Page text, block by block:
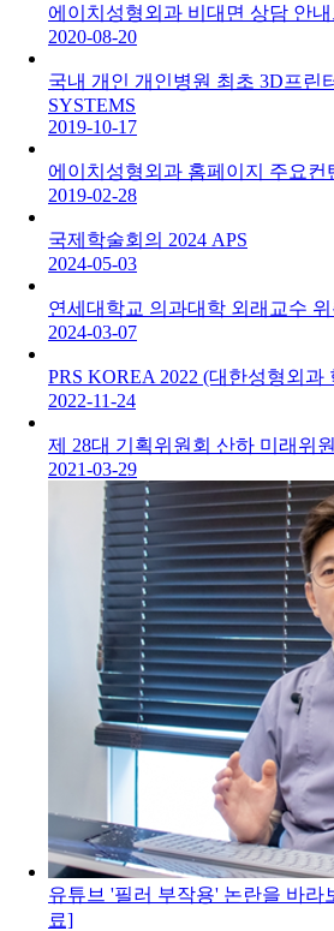
에이치성형외과 비대면 상담 안
2020-08-20
국내 개인 개인병원 최초 3D프린
SYSTEMS
2019-10-17
에이치성형외과 홈페이지 주요컨
2019-02-28
국제학술회의 2024 APS
2024-05-03
연세대학교 의과대학 외래교수
2024-03-07
PRS KOREA 2022 (대한성형외과
2022-11-24
제 28대 기획위원회 산하 미래위
2021-03-29
유튜브 '필러 부작용' 논란을 바라
료]